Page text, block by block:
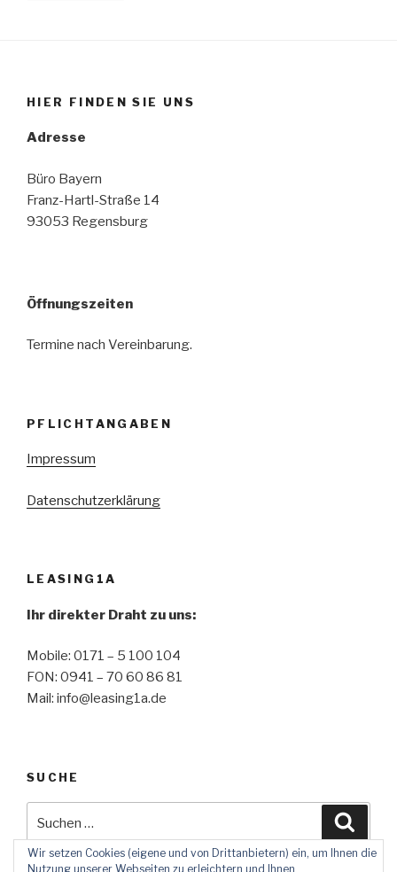
HIER FINDEN SIE UNS
Adresse
Büro Bayern
Franz-Hartl-Straße 14
93053 Regensburg
Öffnungszeiten
Termine nach Vereinbarung.
PFLICHTANGABEN
Impressum
Datenschutzerklärung
LEASING1A
Ihr direkter Draht zu uns:
Mobile: 0171 – 5 100 104
FON: 0941 – 70 60 86 81
Mail: info@leasing1a.de
SUCHE
nach:
Wir setzen Cookies (eigene und von Drittanbietern) ein, um Ihnen die
Nutzung unserer Webseiten zu erleichtern und Ihnen